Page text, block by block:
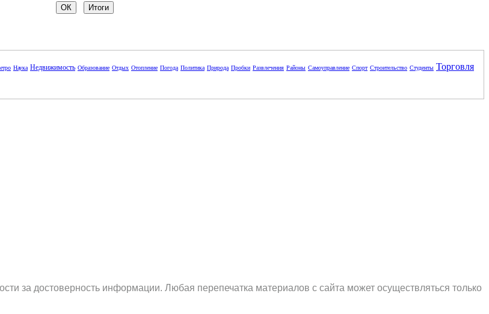
Наука Недвижимость Образование Отдых Отопление Погода Политика Природа Пробки Развлечения Районы Самоуправление Спорт Строительство Студенты Торговля
за достоверность информации. Любая перепечатка материалов с сайта может осуществляться только